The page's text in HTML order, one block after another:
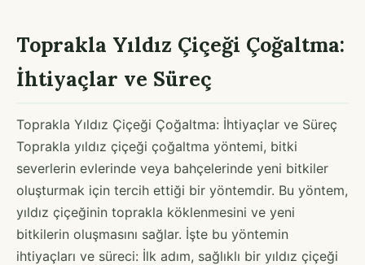
Toprakla Yıldız Çiçeği Çoğaltma:
İhtiyaçlar ve Süreç
Toprakla Yıldız Çiçeği Çoğaltma: İhtiyaçlar ve Süreç
Toprakla yıldız çiçeği çoğaltma yöntemi, bitki
severlerin evlerinde veya bahçelerinde yeni bitkiler
oluşturmak için tercih ettiği bir yöntemdir. Bu yöntem,
yıldız çiçeğinin toprakla köklenmesini ve yeni
bitkilerin oluşmasını sağlar. İşte bu yöntemin
ihtiyaçları ve süreci: İlk adım, sağlıklı bir yıldız çiçeği